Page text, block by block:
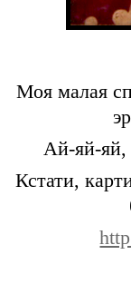
Моя малая
Ай-яй-яй,
Кстати,